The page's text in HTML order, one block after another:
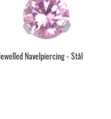
Navelpiercing - Stål